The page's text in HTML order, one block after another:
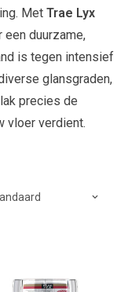
Met Trae Lyx
duurzame,
is tegen intensief
glansgraden,
precies de
vloer verdient.